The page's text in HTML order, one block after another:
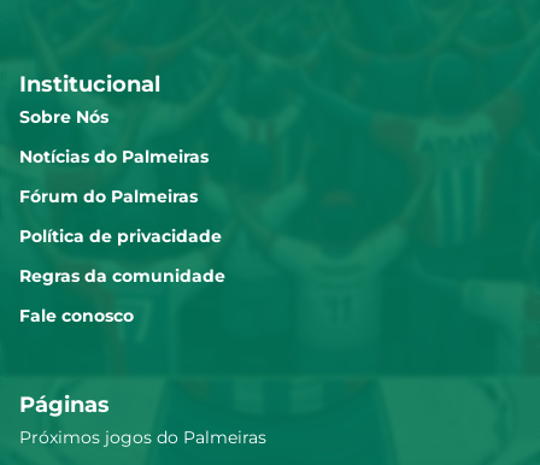
Institucional
Sobre Nós
Notícias do Palmeiras
Fórum do Palmeiras
Política de privacidade
Regras da comunidade
Fale conosco
Páginas
Próximos jogos do Palmeiras